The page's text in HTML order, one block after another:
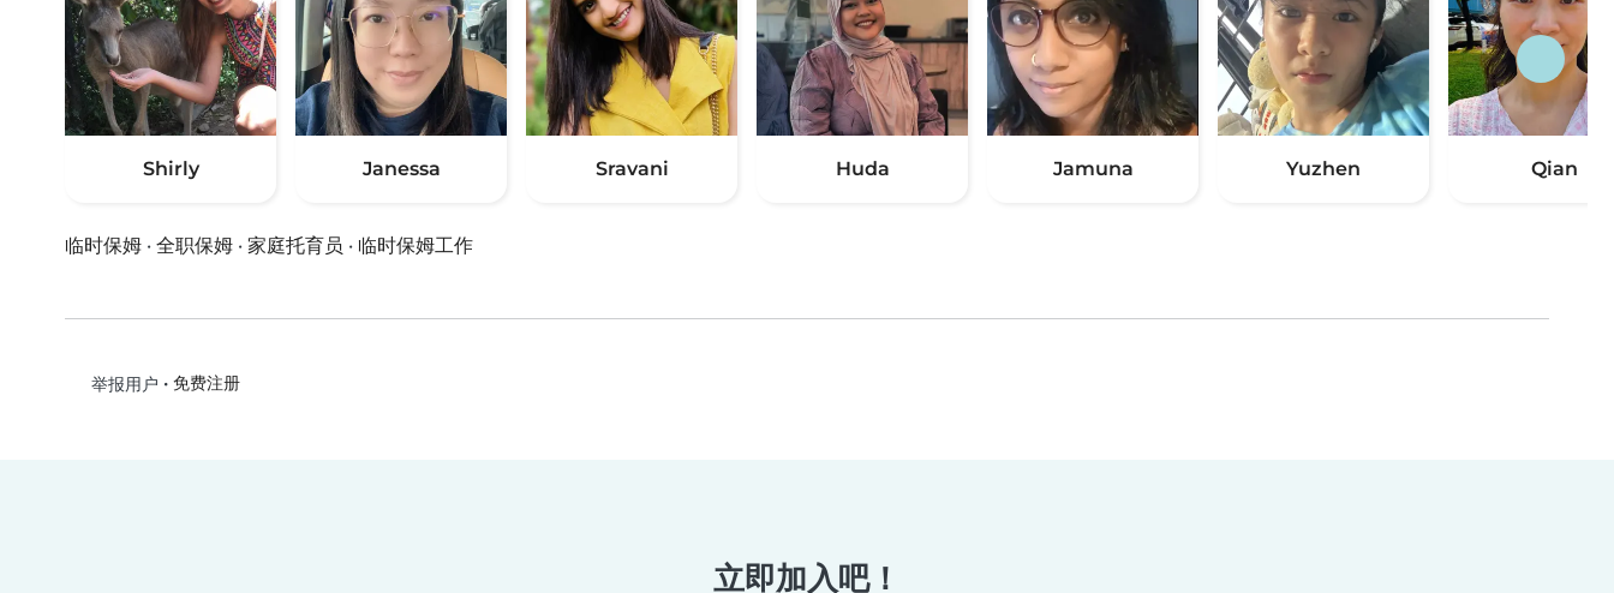
Shirly Janessa Sravani Huda Jamuna Yuzhen Qian
临时保姆 · 全职保姆 · 家庭托育员 · 临时保姆工作
举报用户 • 免费注册
立即加入吧！